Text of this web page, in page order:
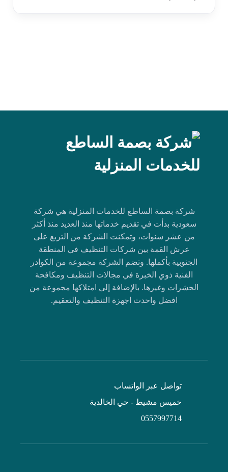
شركة بصمة الساطع للخدمات المنزلية هي شركة
سعودية بدأت في تقديم خدماتها منذ العديد منذ أكثر
من عشر سنوات، وتمكنت الشركة من التربع على
عرش القمة بين شركات التنظيف في المنطقة
الجنوبية بأكملها. وتضم الشركة مجموعة من الكوادر
الفنية ذوي الخبرة في مجالات التنظيف ومكافحة
الحشرات وغيرها. بالإضافة إلى امتلاكها مجموعة من
افضل واحدث اجهزة التنظيف والتعقيم.
تواصل عبر الواتساب
خميس مشيط - حي الخالدية
0557997714